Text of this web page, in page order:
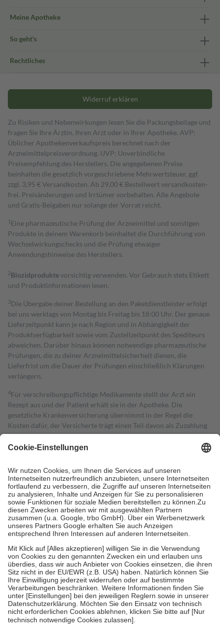
Meine Apotheke
So geht's
Rechtliches
Widerruf erklären
Zu Risiken und Nebenwirkungen lesen Sie die Packungsbeilage und
fragen Sie Ihre Ärztin, Ihren Arzt oder in Ihrer Apotheke. AVP:
Üblicher Apothekenverkaufspreis berechnet nach der
Arzneimittelpreisverordnung. UVP: Unverbindliche
Preisempfehlung des Herstellers. Die angegebenen Preise
beinhalten die gesetzlich vorgeschriebene Mehrwertsteuer, ggf.
zzgl. 3,95 € Versandkosten. Ab 29,00 € Bestell­wert versand­kosten­
frei. Preisänderungen und Irrtümer vorbehalten. Alle Angebote
und Gratis-Beigaben nur solange der Vorrat reicht.
1 Eine pharmazeutische Prüfung der Arzneimittel und sonstigen
Produkte in deinem Warenkorb beinhaltet die Durchführung von
Wechselwirkungschecks und die Prüfung etwaiger
Anwendungshinweise des Herstellers.
2Biozidproduktevorsichtig verwenden. Vor Gebrauch stets Etikett
und Produktinformationen lesen.
3Die Übergabe deiner Bestellung an den Paketdienstleister erfolgt
bei uns werktags von Montag bis Freitag bis 18:00 Uhr. Der genaue
Lieferzeitpunkt kann je nach Region und in Abhängigkeit der
Produktverfügbarkeit sowie vom Zustellzeitpunkt des Spediteurs
abweichen. Darüber hinaus können notwendige pharmazeutische
Prüfungen, die zu deiner Arzneimittelsicherheit dienen, die
Lieferfrist um die Dauer der Prüfungen einschließlich Klärungen
verlängern.
4Für verschreibungspflichtige Medikamente stellt der Arzt ein
Rezept aus und der Patient erhält sie in der Apotheke. Die
gesetzliche Krankenversicherung übernimmt in der Regel die
Kosten dafür, der Versicherte trägt einen Teil davon als Zuzahlung
mit.
Grundsätzlich leisten Mitglieder Zuzahlungen in Höhe von zehn
höchstens zehn Euro.
Es sind jedoch nie mehr als die tatsächlichen
Kosten der Leistung zu entrichten.
Diese Regeln gelten grundsätzlich auch für Online-Apotheken.
Bei Heilmitteln und häuslicher Krankenpflege beträgt die
Zuzahlung zehn Prozent der Kosten sowie zehn Euro je
Verordnung.
Um das Engagement der Versicherten für ihre eigene Gesundheit zu
stärken und die besondere Stellung der Familie zu unterstützen,
fallenkeine Zuzahlungenan bei:
• Kindern und Jugendlichen bis zum vollendeten 18. Lebensjahr
mit Ausnahme der Fahrkosten
• Untersuchungen zur Vorsorge und Früherkennung, die von der
GKV getragen werden
• empfohlenen Schutzimpfungen
• Harn- und Blutteststreifen